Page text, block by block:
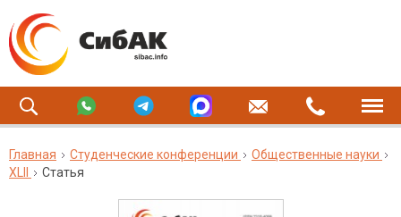
Главная Студенческие конференции
Общественные науки
XLII
Статья